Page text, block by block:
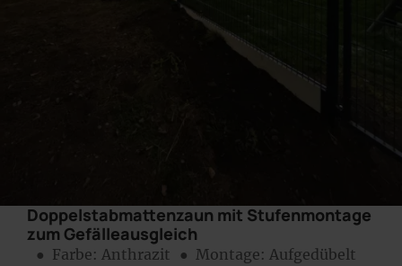
Doppelstabmattenzaun mit Stufenmontage
zum Gefälleausgleich
● Farbe: Anthrazit ● Montage: Aufgedübelt